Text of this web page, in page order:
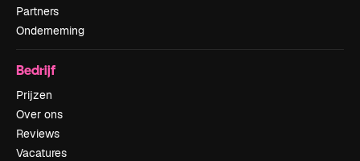
Partners
Onderneming
Bedrijf
Prijzen
Over ons
Reviews
Vacatures